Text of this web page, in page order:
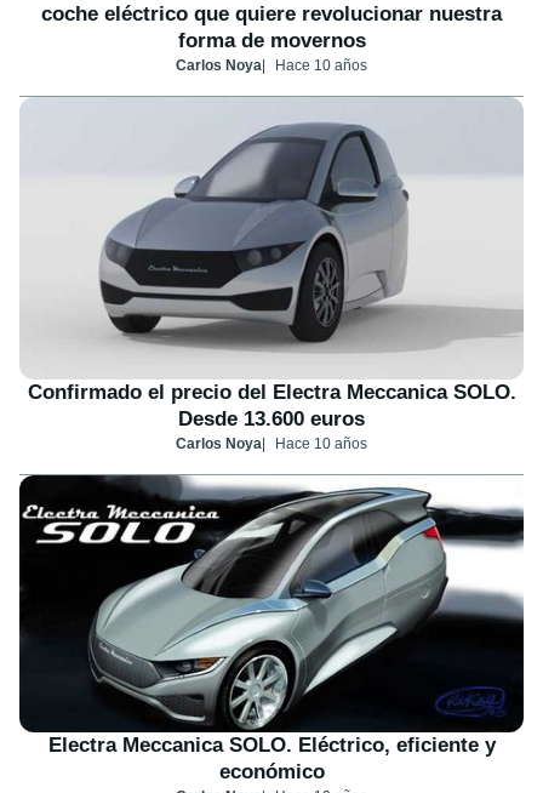
coche eléctrico que quiere revolucionar nuestra
forma de movernos
Carlos Noya Hace 10 años
Confirmado el precio del Electra Meccanica SOLO.
Desde 13.600 euros
Carlos Noya Hace 10 años
Electra Meccanica SOLO. Eléctrico, eficiente y
económico